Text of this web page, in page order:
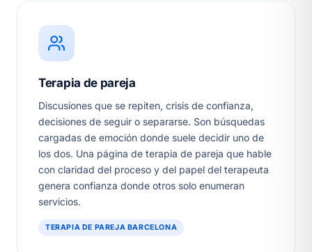
Terapia de pareja
Discusiones que se repiten, crisis de confianza,
decisiones de seguir o separarse. Son búsquedas
cargadas de emoción donde suele decidir uno de
los dos. Una página de terapia de pareja que hable
con claridad del proceso y del papel del terapeuta
genera confianza donde otros solo enumeran
servicios.
TERAPIA DE PAREJA BARCELONA